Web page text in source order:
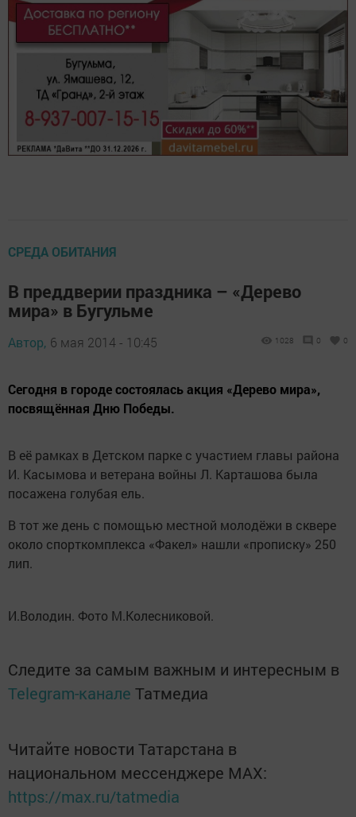
СРЕДА ОБИТАНИЯ
В преддверии праздника – «Дерево
мира» в Бугульме
Автор, 6 мая 2014 - 10:45 1028 0 0
Сегодня в городе состоялась акция «Дерево мира»,
посвящённая Дню Победы.
В её рамках в Детском парке с участием главы района
И. Касымова и ветерана войны Л. Карташова была
посажена голубая ель.
В тот же день с помощью местной молодёжи в сквере
около спорткомплекса «Факел» нашли «прописку» 250
лип.
И.Володин. Фото М.Колесниковой.
Следите за самым важным и интересным в
Telegram-канале Татмедиа
Читайте новости Татарстана в
национальном мессенджере MАХ:
https://max.ru/tatmedia